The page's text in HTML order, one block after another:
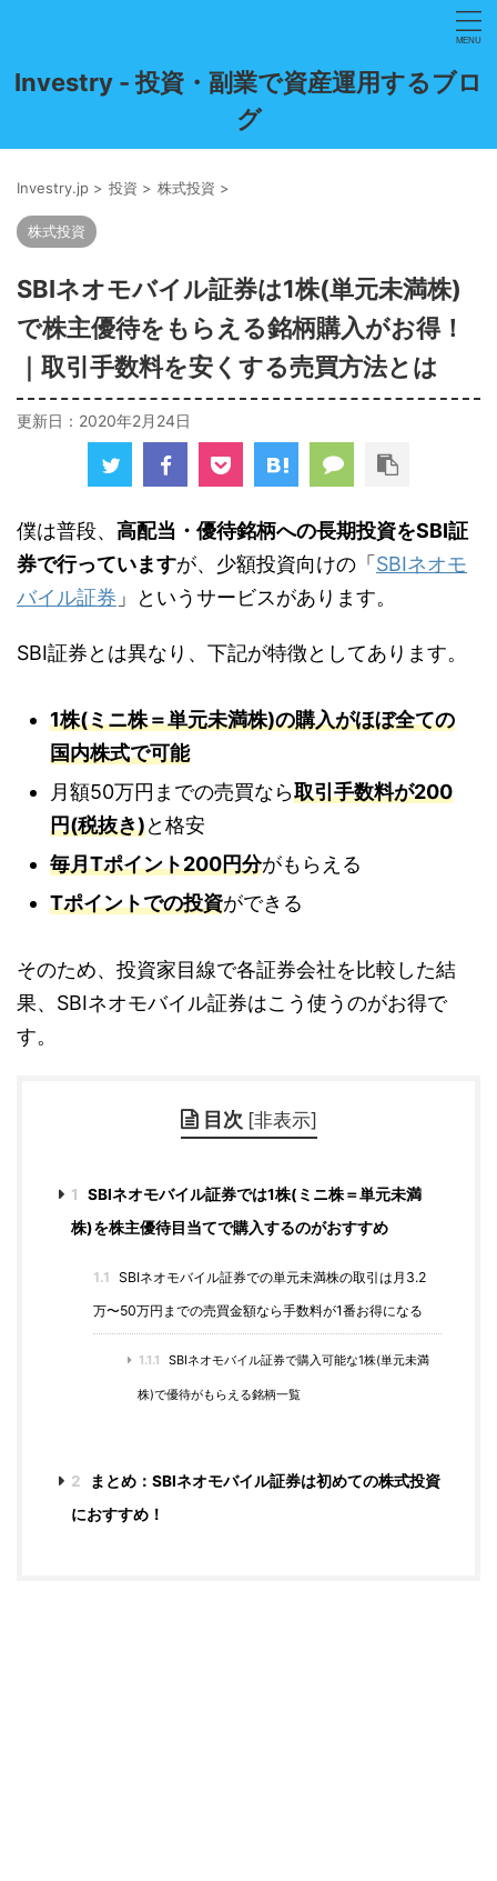
Investry - 投資・副業で資産運用するブロ
グ
Investry.jp > 投資 > 株式投資 >
株式投資
SBIネオモバイル証券は1株(単元未満株)
で株主優待をもらえる銘柄購入がお得！
｜取引手数料を安くする売買方法とは
更新日： 2020年2月24日
僕は普段、 高配当・優待銘柄への長期投資をSBI証
券で行っていますが、少額投資向けの「 SBIネオモ
バイル証券 」というサービスがあります。
SBI証券とは異なり、下記が特徴としてあります。
1株(ミニ株＝単元未満株)の購入がほぼ全ての
国内株式で可能
月額50万円までの売買なら取引手数料が200
円(税抜き)と格安
毎月Tポイント200円分がもらえる
Tポイントでの投資ができる
そのため、投資家目線で各証券会社を比較した結
果、SBIネオモバイル証券はこう使うのがお得で
す。
目次 [非表示]
1
SBIネオモバイル証券では1株(ミニ株＝単元未満
株)を株主優待目当てで購入するのがおすすめ
1.1 SBIネオモバイル証券での単元未満株の取引は月3.2
万〜50万円までの売買金額なら手数料が1番お得になる
1.1.1 SBIネオモバイル証券で購入可能な1株(単元未満
株)で優待がもらえる銘柄一覧
2
まとめ：SBIネオモバイル証券は初めての株式投資
におすすめ！